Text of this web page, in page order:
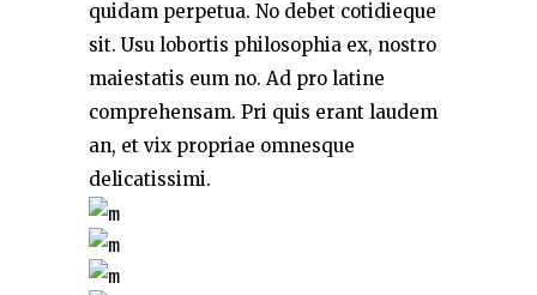
quidam perpetua. No debet cotidieque
sit. Usu lobortis philosophia ex, nostro
maiestatis eum no. Ad pro latine
comprehensam. Pri quis erant laudem
an, et vix propriae omnesque
delicatissimi.